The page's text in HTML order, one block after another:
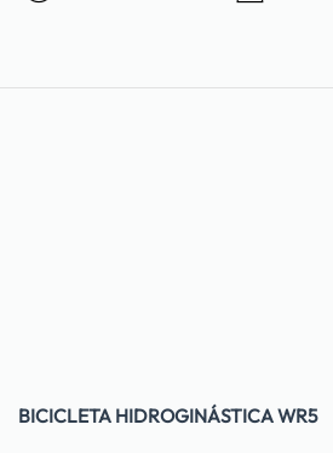
BICICLETA HIDROGINÁSTICA WR5